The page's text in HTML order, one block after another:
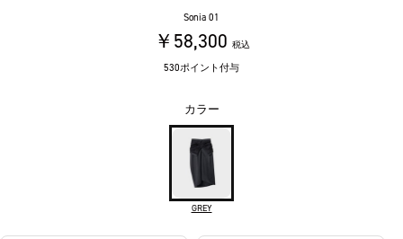
Sonia 01
￥58,300 税込
530ポイント付与
カラー
GREY